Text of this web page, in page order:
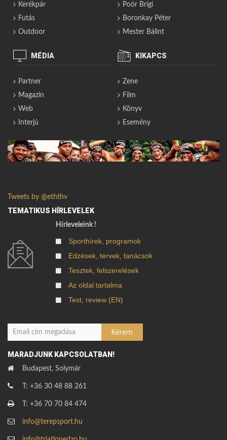
Kerékpár
Futás
Outdoor
Poór Brigi
Boronkay Péter
Mester Bálint
MÉDIA
Partner
Magazin
Web
Interjú
KIKAPCS
Zene
Film
Könyv
Esemény
Tweets by @eththv
TEMATIKUS HÍRLEVELEK
Hírleveleink !
Sporthírek, programok
Edzések, tervek, tanácsok
Tesztek, felszerelések
Az oldal tartalma
Test, review (EN)
MARADJUNK KAPCSOLATBAN!
Budapest, Solymár
T: +36 30 48 88 261
T: +36 70 70 84 474
info@terepsport.hu